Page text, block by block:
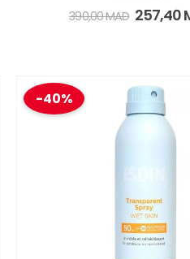
out of 5
390,00MAD 257,40
-40%